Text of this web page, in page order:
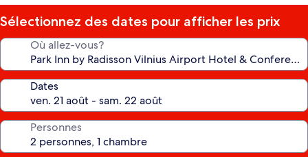
Sélectionnez des dates pour afficher les prix
Où allez-vous?
Dates
Personnes